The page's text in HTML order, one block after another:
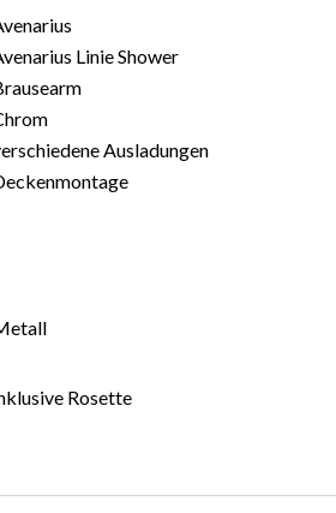
Linie Shower
Ausladungen
Rosette